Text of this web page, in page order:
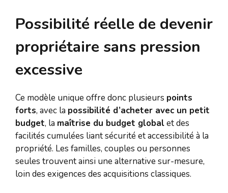
Possibilité réelle de devenir
propriétaire sans pression
excessive
Ce modèle unique offre donc plusieurs points
forts, avec la possibilité d’acheter avec un petit
budget, la maîtrise du budget globalet des
facilités cumulées liant sécurité et accessibilité à la
propriété. Les familles, couples ou personnes
seules trouvent ainsi une alternative sur-mesure,
loin des exigences des acquisitions classiques.